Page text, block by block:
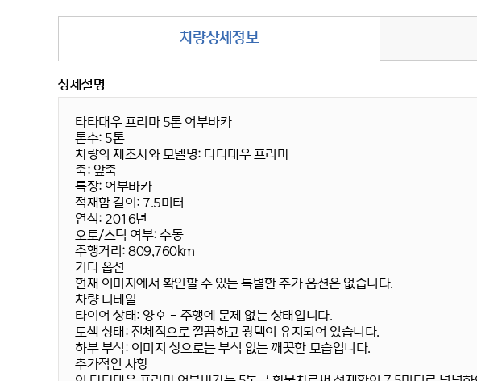
차량상세정보
상세설명
타타대우 프리마 5톤 어부바카
톤수: 5톤
차량의 제조사와 모델명: 타타대우 프리마
축: 앞축
특장: 어부바카
적재함 길이: 7.5미터
연식: 2016년
오토/스틱 여부: 수동
주행거리: 809,760km
기타 옵션
현재 이미지에서 확인할 수 있는 특별한 추가 옵션은 없습니다.
차량 디테일
타이어 상태: 양호 - 주행에 문제 없는 상태입니다.
도색 상태: 전체적으로 깔끔하고 광택이 유지되어 있습니다.
하부 부식: 이미지 상으로는 부식 없는 깨끗한 모습입니다.
추가적인 사항